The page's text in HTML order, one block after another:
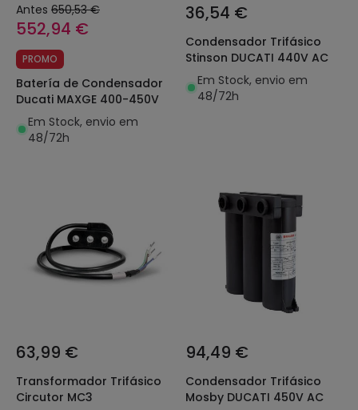
Antes 650,53 €
552,94 €
PROMO
Batería de Condensador
Ducati MAXGE 400-450V
Em Stock, envio em
48/72h
36,54 €
Condensador Trifásico
Stinson DUCATI 440V AC
Em Stock, envio em
48/72h
63,99 €
Transformador Trifásico
Circutor MC3
94,49 €
Condensador Trifásico
Mosby DUCATI 450V AC